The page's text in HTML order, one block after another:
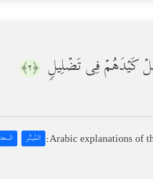
كَیۡدَهُمۡ فِی تَضۡلِیلࣲ ﴿٢﴾
Arabic explanations of المُيسَّر